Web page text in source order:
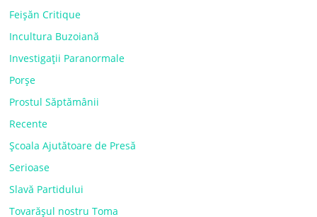
Feișăn Critique
Incultura Buzoiană
Investigații Paranormale
Porșe
Prostul Săptămânii
Recente
Școala Ajutătoare de Presă
Serioase
Slavă Partidului
Tovarășul nostru Toma